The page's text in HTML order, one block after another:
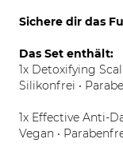
Sichere dir das
Das Set enthält:
1x Detoxifying
Silikonfrei •
1x Effective Anti-
Vegan •